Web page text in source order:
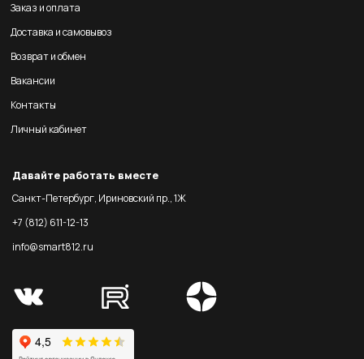
Заказ и оплата
Доставка и самовывоз
Возврат и обмен
Вакансии
Контакты
Личный кабинет
Давайте работать вместе
Санкт-Петербург, Ириновский пр., 1Ж
+7 (812) 611-12-13
info@smart812.ru